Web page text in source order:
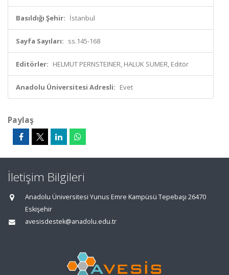
Basıldığı Şehir: İstanbul
Sayfa Sayıları: ss.145-168
Editörler: HELMUT PERNSTEINER, HALUK SUMER, Editör
Anadolu Üniversitesi Adresli: Evet
Paylaş
İletişim Bilgileri
Anadolu Üniversitesi Yunus Emre Kampüsü Tepebaşı 26470
Eskişehir
avesisdestek@anadolu.edu.tr